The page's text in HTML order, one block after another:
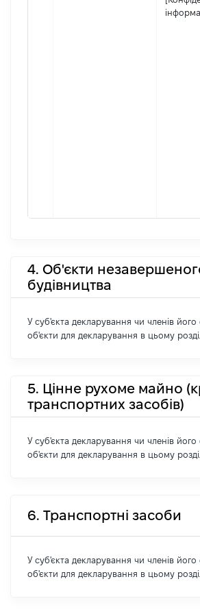
4. Об'єкти
будівництва
У суб'єкта декларування чи членів його
об'єкти для декларування в цьому
5. Цінне рухоме майно
транспортних засобів)
У суб'єкта декларування чи членів його
об'єкти для декларування в цьому
6. Транспортні засоби
У суб'єкта декларування чи членів його
об'єкти для декларування в цьому